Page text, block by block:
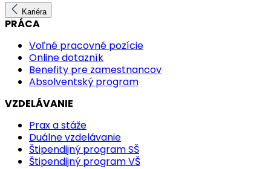
Kariéra
PRÁCA
Voľné pracovné pozície
Online dotazník
Benefity pre zamestnancov
Absolventský program
VZDELÁVANIE
Prax a stáže
Duálne vzdelávanie
Štipendijný program SŠ
Štipendijný program VŠ